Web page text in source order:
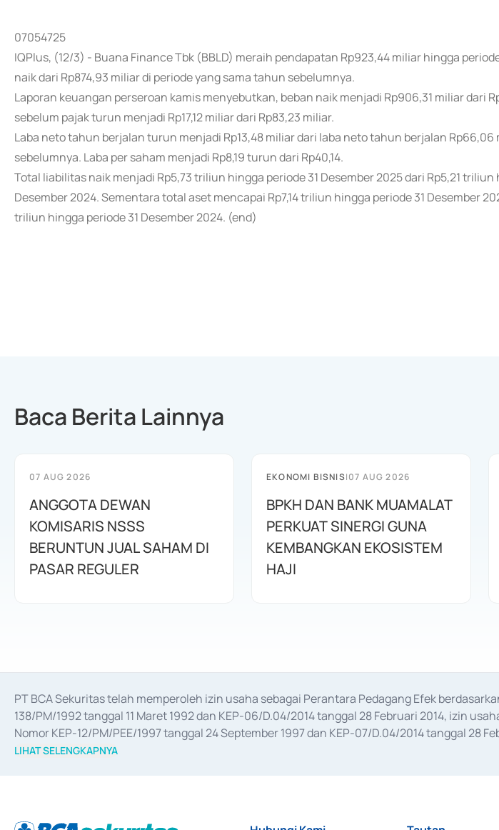
07054725
IQPlus, (12/3) - Buana Finance Tbk (BBLD) meraih pendapatan Rp923,44 miliar hingga
naik dari Rp874,93 miliar di periode yang sama tahun sebelumnya.
Laporan keuangan perseroan kamis menyebutkan, beban naik menjadi Rp906,31 miliar dari
sebelum pajak turun menjadi Rp17,12 miliar dari Rp83,23 miliar.
Laba neto tahun berjalan turun menjadi Rp13,48 miliar dari laba neto tahun berjalan
sebelumnya. Laba per saham menjadi Rp8,19 turun dari Rp40,14.
Total liabilitas naik menjadi Rp5,73 triliun hingga periode 31 Desember 2025 dari Rp5,21 triliun
Desember 2024. Sementara total aset mencapai Rp7,14 triliun hingga periode 31 Desember
triliun hingga periode 31 Desember 2024. (end)
Baca Berita Lainnya
07 AUG 2026
ANGGOTA DEWAN
KOMISARIS NSSS
BERUNTUN JUAL SAHAM DI
PASAR REGULER
EKONOMI BISNIS|07 AUG 2026
BPKH DAN BANK MUAMALAT
PERKUAT SINERGI GUNA
KEMBANGKAN EKOSISTEM
HAJI
PT BCA Sekuritas telah memperoleh izin usaha sebagai Perantara Pedagang Efek
138/PM/1992 tanggal 11 Maret 1992 dan KEP-06/D.04/2014 tanggal 28 Februari 2014, izin
Nomor KEP-12/PM/PEE/1997 tanggal 24 September 1997 dan KEP-07/D.04/2014 tanggal 28
merger, akuisisi, divestasi, dan
LIHAT SELENGKAPNYA